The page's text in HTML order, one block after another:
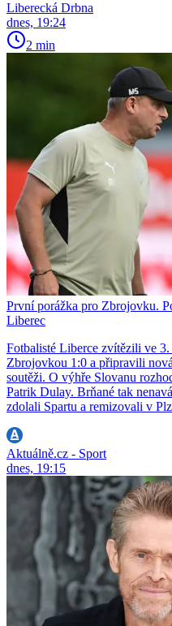
Liberecká Drbna
dnes, 19:24
2 min
První porážka pro Zbrojovku.
Liberec
Fotbalisté Liberce zvítězili ve
Zbrojovkou 1:0 a připravili
soutěži. O výhře Slovanu
Patrik Dulay. Brňané tak
zdolali Spartu a remizovali v
Aktuálně.cz - Sport
dnes, 19:15